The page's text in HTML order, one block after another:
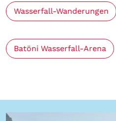
Wasserfall-Wanderungen
Batöni Wasserfall-Arena